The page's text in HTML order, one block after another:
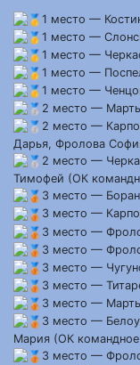
1 место —
1 место —
1 место —
1 место —
1 место —
2 место —
2 место —
Дарья, Фролова
2 место —
Тимофей (ОК
3 место —
3 место —
3 место —
3 место —
3 место —
3 место —
3 место —
3 место —
Мария (ОК командное
3 место —